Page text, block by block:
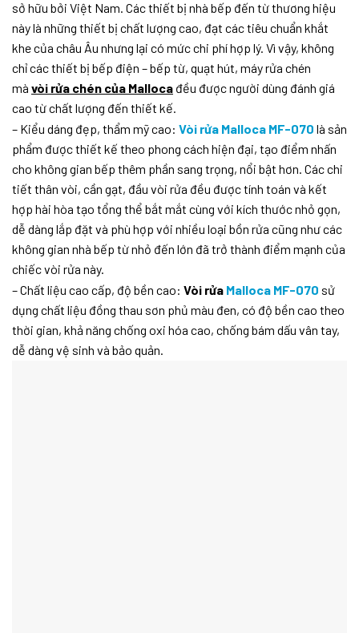
sở hữu bởi Việt Nam. Các thiết bị nhà bếp đến từ thương hiệu
này là những thiết bị chất lượng cao, đạt các tiêu chuẩn khắt
khe của châu Âu nhưng lại có mức chi phí hợp lý. Vì vậy, không
chỉ các thiết bị bếp điện – bếp từ, quạt hút, máy rửa chén
mà vòi rửa chén của Malloca đều được người dùng đánh giá
cao từ chất lượng đến thiết kế.
– Kiểu dáng đẹp, thẩm mỹ cao: Vòi rửa Malloca MF-070 là sản
phẩm được thiết kế theo phong cách hiện đại, tạo điểm nhấn
cho không gian bếp thêm phần sang trọng, nổi bật hơn. Các chi
tiết thân vòi, cần gạt, đầu vòi rửa đều được tính toán và kết
hợp hài hòa tạo tổng thể bắt mắt cùng với kích thước nhỏ gọn,
dễ dàng lắp đặt và phù hợp với nhiều loại bồn rửa cũng như các
không gian nhà bếp từ nhỏ đến lớn đã trở thành điểm mạnh của
chiếc vòi rửa này.
– Chất liệu cao cấp, độ bền cao: Vòi rửa Malloca MF-070 sử
dụng chất liệu đồng thau sơn phủ màu đen, có độ bền cao theo
thời gian, khả năng chống oxi hóa cao, chống bám dấu vân tay,
dễ dàng vệ sinh và bảo quản.